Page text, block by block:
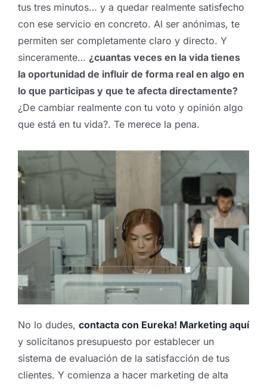
tus tres minutos… y a quedar realmente satisfecho
con ese servicio en concreto. Al ser anónimas, te
permiten ser completamente claro y directo. Y
sinceramente… ¿cuantas veces en la vida tienes
la oportunidad de influir de forma real en algo en
lo que participas y que te afecta directamente?
¿De cambiar realmente con tu voto y opinión algo
que está en tu vida?. Te merece la pena.
No lo dudes, contacta con Eureka! Marketing aquí
y solicítanos presupuesto por establecer un
sistema de evaluación de la satisfacción de tus
clientes. Y comienza a hacer marketing de alta